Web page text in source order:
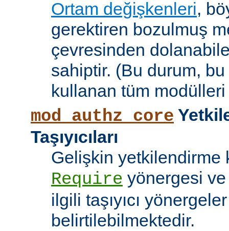
Ortam değişkenleri,
gerektiren bozulmuş
çevresinden
sahiptir. (Bu durum,
kullanan tüm
mod_authz_core
Taşıyıcıları
Gelişkin yetkilendirme
Require yönergesi
ilgili taşıyıcı
belirtilebilmektedir.